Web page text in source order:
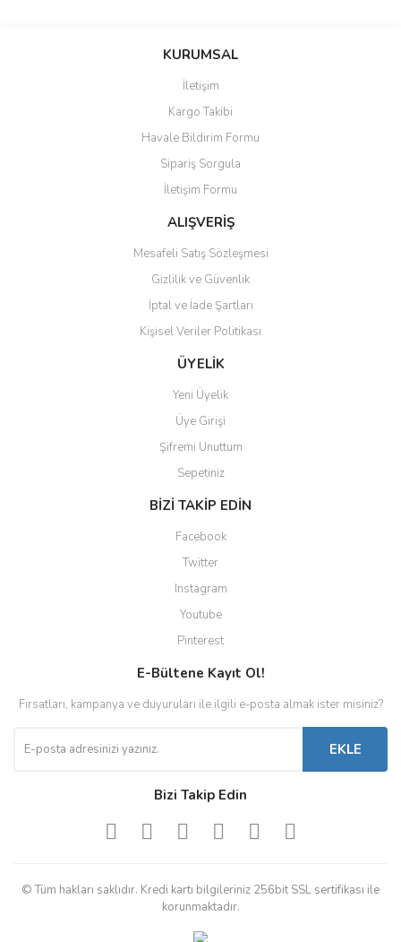
KURUMSAL
İletişim
Kargo Takibi
Havale Bildirim Formu
Sipariş Sorgula
İletişim Formu
ALIŞVERİŞ
Mesafeli Satış Sözleşmesi
Gizlilik ve Güvenlik
İptal ve İade Şartları
Kişisel Veriler Politikası
ÜYELİK
Yeni Üyelik
Üye Girişi
Şifremi Unuttum
Sepetiniz
BİZİ TAKİP EDİN
Facebook
Twitter
Instagram
Youtube
Pinterest
E-Bültene Kayıt Ol!
Fırsatları, kampanya ve duyuruları ile ilgili e-posta almak ister misiniz?
EKLE
Bizi Takip Edin
© Tüm hakları saklıdır. Kredi kartı bilgileriniz 256bit SSL sertifikası ile
korunmaktadır.